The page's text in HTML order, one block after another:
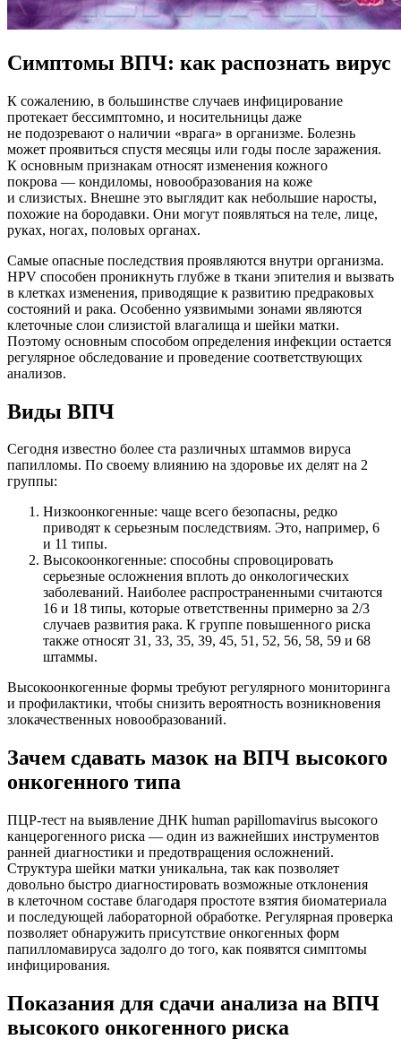
Симптомы ВПЧ: как распознать вирус
К сожалению, в большинстве случаев инфицирование
протекает бессимптомно, и носительницы даже
не подозревают о наличии «врага» в организме. Болезнь
может проявиться спустя месяцы или годы после заражения.
К основным признакам относят изменения кожного
покрова — кондиломы, новообразования на коже
и слизистых. Внешне это выглядит как небольшие наросты,
похожие на бородавки. Они могут появляться на теле, лице,
руках, ногах, половых органах.
Самые опасные последствия проявляются внутри организма.
HPV способен проникнуть глубже в ткани эпителия и вызвать
в клетках изменения, приводящие к развитию предраковых
состояний и рака. Особенно уязвимыми зонами являются
клеточные слои слизистой влагалища и шейки матки.
Поэтому основным способом определения инфекции остается
регулярное обследование и проведение соответствующих
анализов.
Виды ВПЧ
Сегодня известно более ста различных штаммов вируса
папилломы. По своему влиянию на здоровье их делят на 2
группы:
Низкоонкогенные: чаще всего безопасны, редко
приводят к серьезным последствиям. Это, например, 6
и 11 типы.
Высокоонкогенные: способны спровоцировать
серьезные осложнения вплоть до онкологических
заболеваний. Наиболее распространенными считаются
16 и 18 типы, которые ответственны примерно за 2/3
случаев развития рака. К группе повышенного риска
также относят 31, 33, 35, 39, 45, 51, 52, 56, 58, 59 и 68
штаммы.
Высокоонкогенные формы требуют регулярного мониторинга
и профилактики, чтобы снизить вероятность возникновения
злокачественных новообразований.
Зачем сдавать мазок на ВПЧ высокого
онкогенного типа
ПЦР-тест на выявление ДНК human papillomavirus высокого
канцерогенного риска — один из важнейших инструментов
ранней диагностики и предотвращения осложнений.
Структура шейки матки уникальна, так как позволяет
довольно быстро диагностировать возможные отклонения
в клеточном составе благодаря простоте взятия биоматериала
и последующей лабораторной обработке. Регулярная проверка
позволяет обнаружить присутствие онкогенных форм
папилломавируса задолго до того, как появятся симптомы
инфицирования.
Показания для сдачи анализа на ВПЧ
высокого онкогенного риска